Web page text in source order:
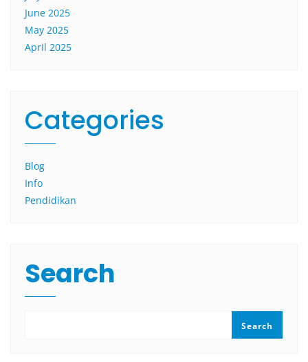
June 2025
May 2025
April 2025
Categories
Blog
Info
Pendidikan
Search
Search